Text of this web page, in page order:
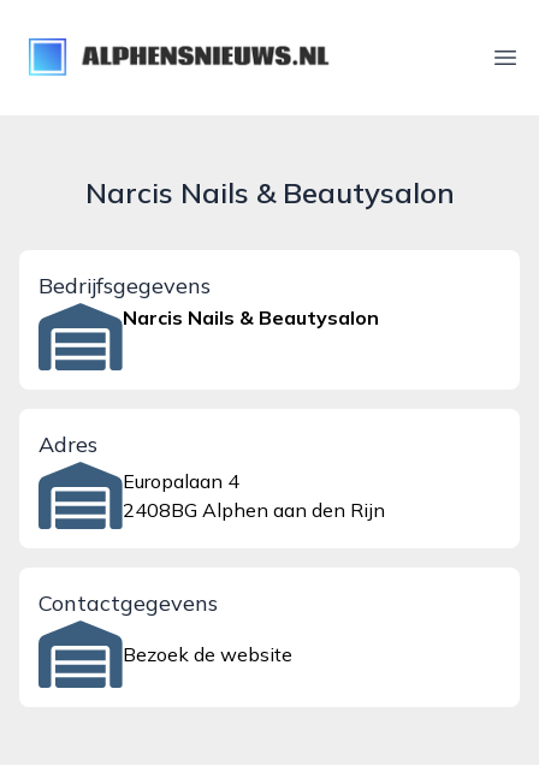
alphensnieuws.nl
Narcis Nails & Beautysalon
Bedrijfsgegevens
Narcis Nails & Beautysalon
Adres
Europalaan 4
2408BG Alphen aan den Rijn
Contactgegevens
Bezoek de website